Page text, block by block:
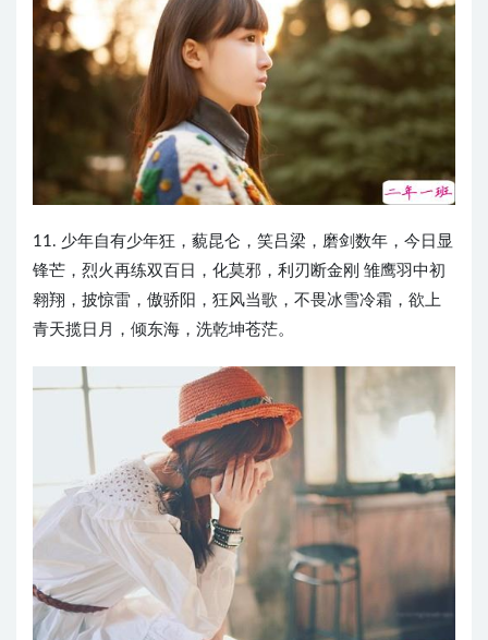
11. 少年自有少年狂，藐昆仑，笑吕梁，磨剑数年，今日显
锋芒，烈火再练双百日，化莫邪，利刃断金刚 雏鹰羽中初
翱翔，披惊雷，傲骄阳，狂风当歌，不畏冰雪冷霜，欲上
青天揽日月，倾东海，洗乾坤苍茫。